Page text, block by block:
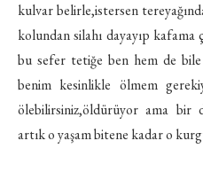
kulvar belir­le,istersen
kolundan silahı dayayıp kafama
bu sefer tetiğe ben hem de
benim kesinlikle ölmem
ölebilirsiniz,öldürüyor ama bir
artık o yaşam bitene kadar o